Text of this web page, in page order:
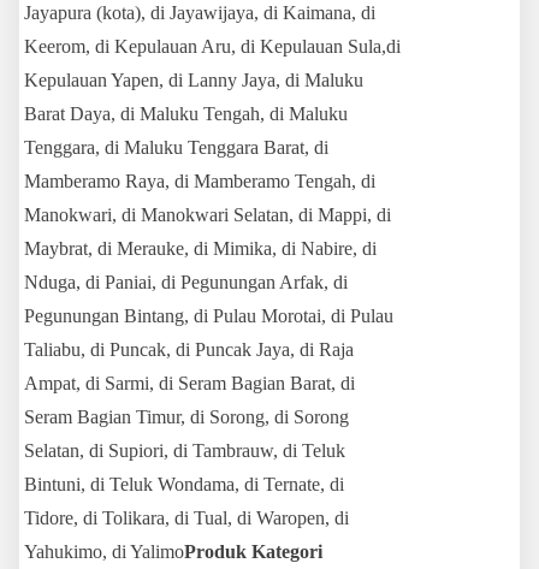
Jayapura (kota), di Jayawijaya, di Kaimana, di
Keerom, di Kepulauan Aru, di Kepulauan Sula,di
Kepulauan Yapen, di Lanny Jaya, di Maluku
Barat Daya, di Maluku Tengah, di Maluku
Tenggara, di Maluku Tenggara Barat, di
Mamberamo Raya, di Mamberamo Tengah, di
Manokwari, di Manokwari Selatan, di Mappi, di
Maybrat, di Merauke, di Mimika, di Nabire, di
Nduga, di Paniai, di Pegunungan Arfak, di
Pegunungan Bintang, di Pulau Morotai, di Pulau
Taliabu, di Puncak, di Puncak Jaya, di Raja
Ampat, di Sarmi, di Seram Bagian Barat, di
Seram Bagian Timur, di Sorong, di Sorong
Selatan, di Supiori, di Tambrauw, di Teluk
Bintuni, di Teluk Wondama, di Ternate, di
Tidore, di Tolikara, di Tual, di Waropen, di
Yahukimo, di YalimoProduk Kategori